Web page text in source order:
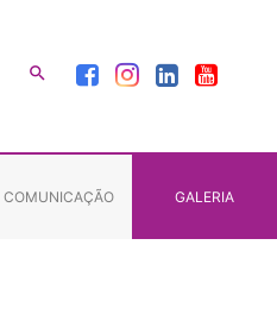

COMUNICAÇÃO GALERIA